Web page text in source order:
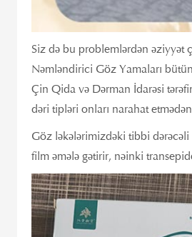
Siz də bu problemlərdən əziyyət
Nəmləndirici Göz Yamaları
Çin Qida və Dərman İdarəsi
dəri tipləri onları narahat
Göz ləkələrimizdəki tibbi
film əmələ gətirir, nəinki